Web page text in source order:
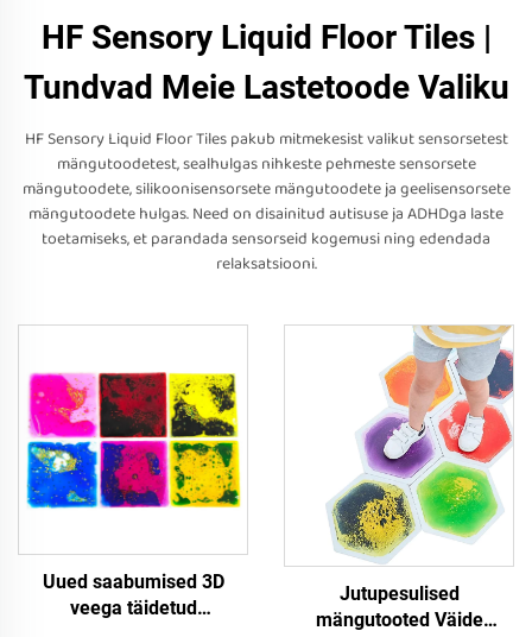
HF Sensory Liquid Floor Tiles |
Tundvad Meie Lastetoode Valiku
HF Sensory Liquid Floor Tiles pakub mitmekesist valikut sensorsetest
mängutoodetest, sealhulgas nihkeste pehmeste sensorsete
mängutoodete, silikoonisensorsete mängutoodete ja geelisensorsete
mängutoodete hulgas. Need on disainitud autisuse ja ADHDga laste
toetamiseks, et parandada sensorseid kogemusi ning edendada
relaksatsiooni.
Uued saabumised 3D
veega täidetud
Jutupesulised
mängutooted Väide